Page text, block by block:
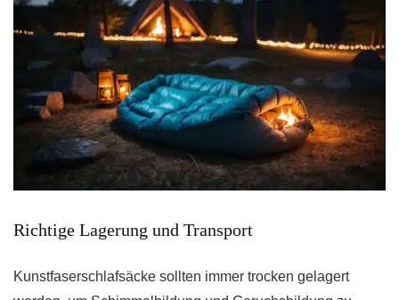
Richtige Lagerung und Transport
Kunstfaserschlafsäcke sollten immer trocken gelagert